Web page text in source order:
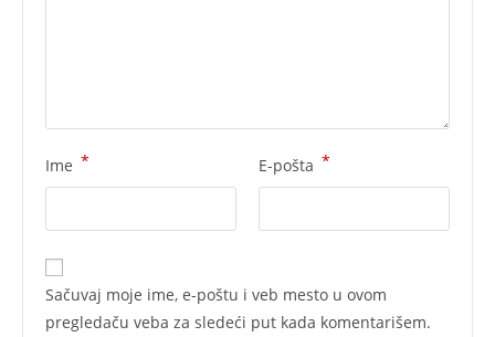
Ime * E-pošta *
Sačuvaj moje ime, e-poštu i veb mesto u ovom
pregledaču veba za sledeći put kada komentarišem.